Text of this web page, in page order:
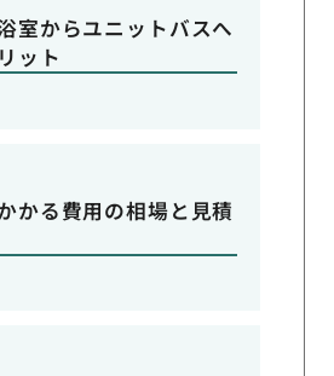
室からユニットバスへ
ット
かる費用の相場と見積